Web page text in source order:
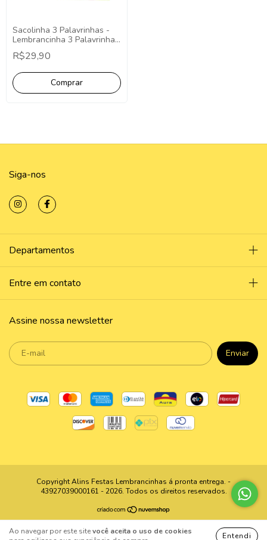
Ao navegar por este sitevocê aceita o uso de cookies
Entendi
Sacolinha 3 Palavrinhas -
Lembrancinha 3 Palavrinhas
Pct 10 Unidades Sacolinha
3 Palavrinhas
R$29,90
Siga-nos
Departamentos
Entre em contato
Assine nossa newsletter
Copyright Alins Festas Lembrancinhas á pronta entrega. -
43927039000161 - 2026. Todos os direitos reservados.